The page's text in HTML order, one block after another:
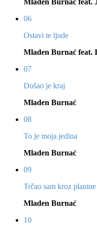
Mladen Burnać feat.
06
Ostavi te ljude
Mladen Burnać feat.
07
Došao je kraj
Mladen Burnać
08
To je moja jedina
Mladen Burnać
09
Trčao sam kroz planine
Mladen Burnać
10